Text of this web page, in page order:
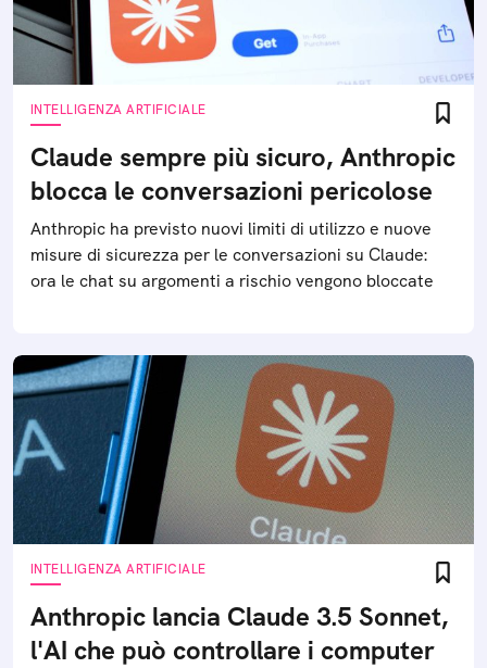
INTELLIGENZA ARTIFICIALE
Claude sempre più sicuro, Anthropic
blocca le conversazioni pericolose
Anthropic ha previsto nuovi limiti di utilizzo e nuove
misure di sicurezza per le conversazioni su Claude:
ora le chat su argomenti a rischio vengono bloccate
INTELLIGENZA ARTIFICIALE
Anthropic lancia Claude 3.5 Sonnet,
l'AI che può controllare i computer